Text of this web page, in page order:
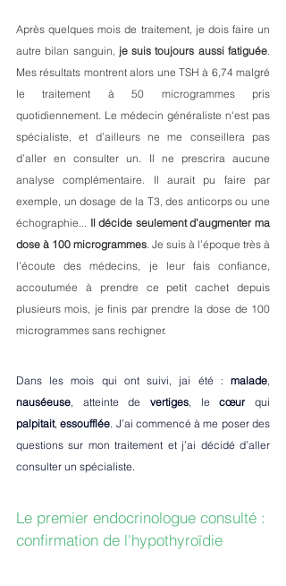
Après quelques mois de traitement, je dois faire un
autre bilan sanguin, je suis toujours aussi fatiguée.
Mes résultats montrent alors une TSH à 6,74 malgré
le traitement à 50 microgrammes pris
quotidiennement. Le médecin généraliste n'est pas
spécialiste, et d’ailleurs ne me conseillera pas
d’aller en consulter un. Il ne prescrira aucune
analyse complémentaire. Il aurait pu faire par
exemple, un dosage de la T3, des anticorps ou une
échographie... Il décide seulement d’augmenter ma
dose à 100 microgrammes. Je suis à l’époque très à
l’écoute des médecins, je leur fais confiance,
accoutumée à prendre ce petit cachet depuis
plusieurs mois, je finis par prendre la dose de 100
microgrammes sans rechigner.
Dans les mois qui ont suivi, jai été : malade
nauséeuse, atteinte de vertiges, le cœur
palpitait, essoufflée. J’ai commencé à me poser des
questions sur mon traitement et j’ai décidé d’aller
consulter un spécialiste.
Le premier endocrinologue consulté :
confirmation de l'hypothyroïdie